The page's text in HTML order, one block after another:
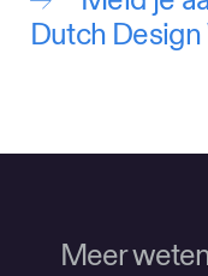
Dutch Design
Meer